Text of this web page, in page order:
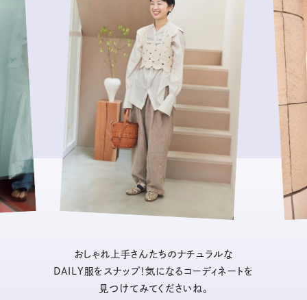
おしゃれ上手さんたちのナチュラルな
DAILY服をスナップ！気になるコーディネートを
見つけてみてくださいね。